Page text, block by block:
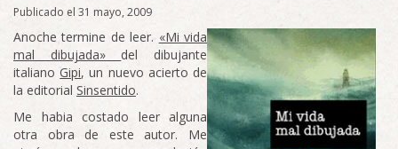
Publicado el 31 mayo, 2009
Anoche termine de leer. «Mi vida
mal dibujada»del dibujante
italianoGipi, un nuevo acierto de
la editorial Sinsentido.
Me habia costado leer alguna
otra obra de este autor. Me